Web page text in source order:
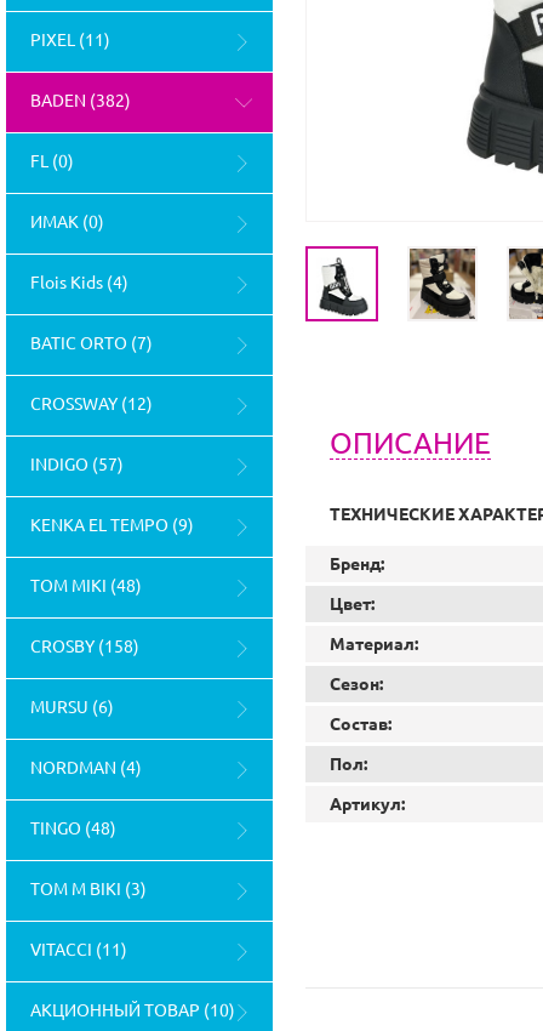
PIXEL (11)
BADEN (382)
FL (0)
ИМАК (0)
Flois Kids (4)
BATIC ORTO (7)
CROSSWAY (12)
INDIGO (57)
KENKA EL TEMPO (9)
TOM MIKI (48)
CROSBY (158)
MURSU (6)
NORDMAN (4)
TINGO (48)
TOM M BIKI (3)
VITACCI (11)
АКЦИОННЫЙ ТОВАР (10)
ОПИСАНИЕ
ТЕХНИЧЕСКИЕ
Бренд:
Цвет:
Материал:
Сезон:
Состав:
Пол:
Артикул: